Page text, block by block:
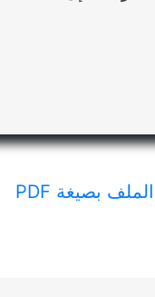
الملف بصيغة PDF